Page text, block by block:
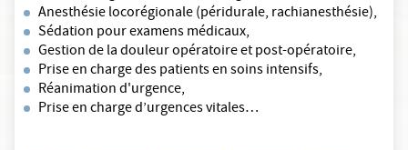
Anesthésie locorégionale (péridurale, rachianesthésie),
Sédation pour examens médicaux,
Gestion de la douleur opératoire et post-opératoire,
Prise en charge des patients en soins intensifs,
Réanimation d'urgence,
Prise en charge d’urgences vitales…